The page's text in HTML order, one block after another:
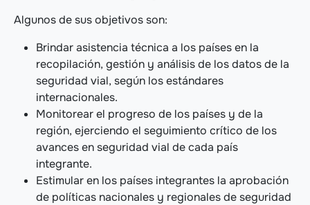
Algunos de sus objetivos son:
Brindar asistencia técnica a los países en la
recopilación, gestión y análisis de los datos de la
seguridad vial, según los estándares
internacionales.
Monitorear el progreso de los países y de la
región, ejerciendo el seguimiento crítico de los
avances en seguridad vial de cada país
integrante.
Estimular en los países integrantes la aprobación
de políticas nacionales y regionales de seguridad